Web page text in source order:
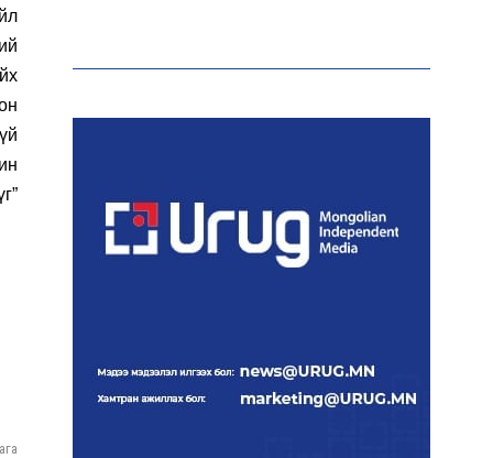
бүртгэл өмнөх оноос 1.3
хайрхны төрийн тахилгад
оролцлоо
хүргэлээ